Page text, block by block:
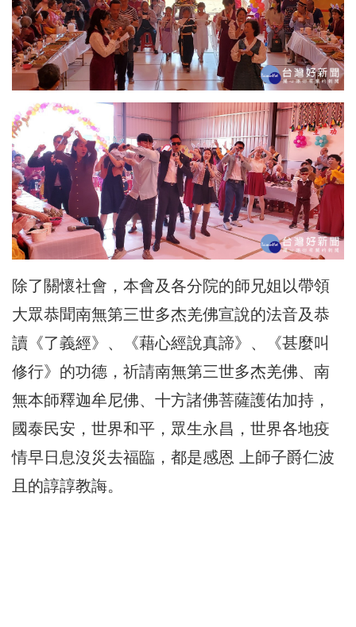
除了關懷社會，本會及各分院的師兄姐以帶領
大眾恭聞南無第三世多杰羌佛宣說的法音及恭
讀《了義經》、《藉心經說真諦》、《甚麼叫
修行》的功德，祈請南無第三世多杰羌佛、南
無本師釋迦牟尼佛、十方諸佛菩薩護佑加持，
國泰民安，世界和平，眾生永昌，世界各地疫
情早日息沒災去福臨，都是感恩 上師子爵仁波
且的諄諄教誨。